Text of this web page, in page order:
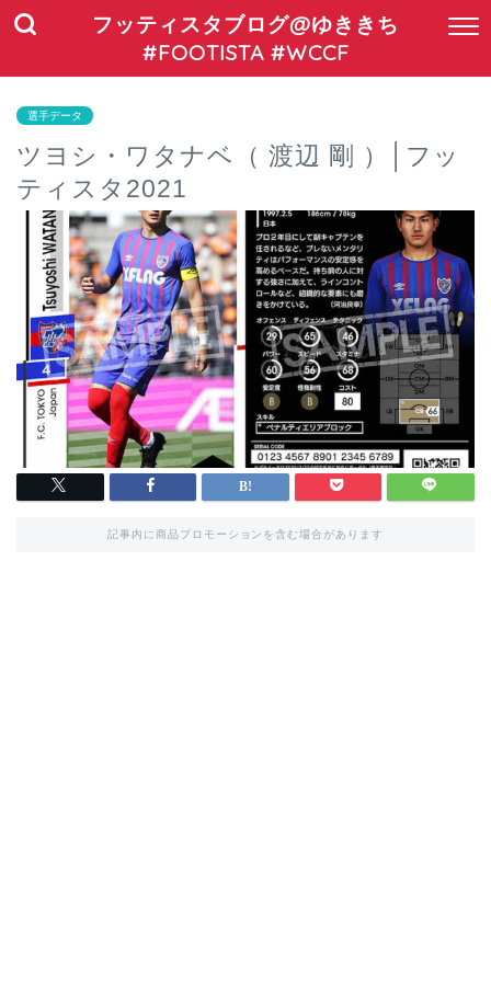
フッティスタブログ@ゆききち
#FOOTISTA #WCCF
選手データ
ツヨシ・ワタナベ（ 渡辺 剛 ）│フッ
ティスタ2021
記事内に商品プロモーションを含む場合があります